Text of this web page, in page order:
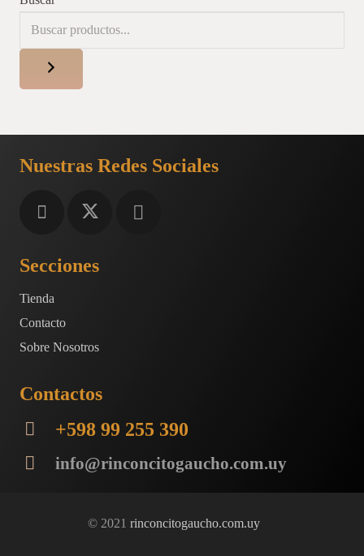
Nuestras Redes Sociales
Secciones
Tienda
Contacto
Sobre Nosotros
Contactos
+598 99 255 390
info@rinconcitogaucho.com.uy
© 2021rinconcitogaucho.com.uy